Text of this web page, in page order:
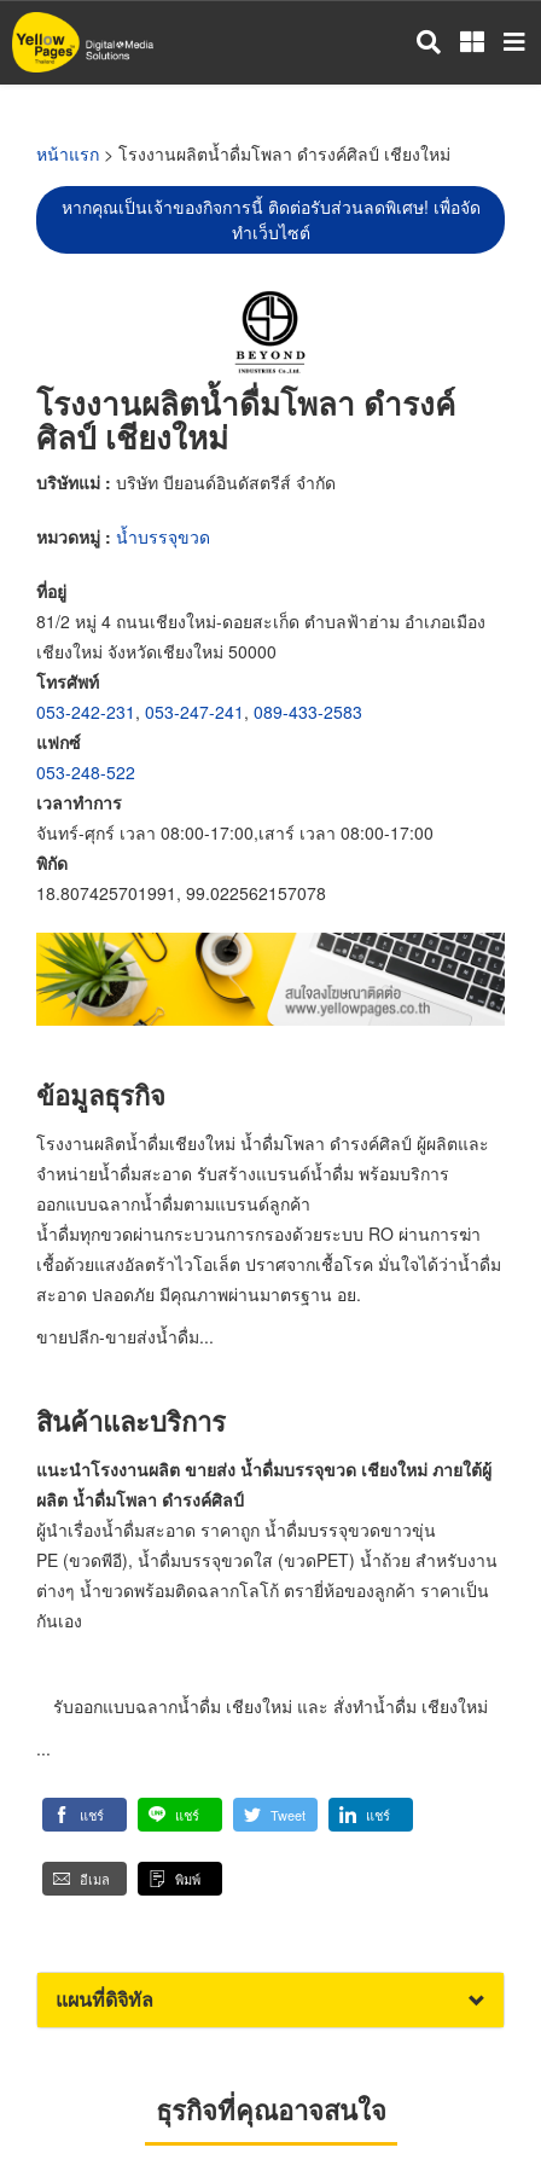
ข้าม
ไป
หน้าแรก > โรงงานผลิตน้ำดื่มโพลา ดำรงค์ศิลป์ เชียงใหม่
หากคุณเป็นเจ้าของกิจการนี้ ติดต่อรับส่วนลดพิเศษ! เพื่อจัด
ทำเว็บไซต์
โรงงานผลิตน้ำดื่มโพลา ดำรงค์
ศิลป์ เชียงใหม่
บริษัทแม่ : บริษัท บียอนด์อินดัสตรีส์ จำกัด
หมวดหมู่ : น้ำบรรจุขวด
ที่อยู่
81/2 หมู่ 4 ถนนเชียงใหม่-ดอยสะเก็ด ตำบลฟ้าฮ่าม อำเภอเมือง
เชียงใหม่ จังหวัดเชียงใหม่ 50000
โทรศัพท์
053-242-231 , 053-247-241 , 089-433-2583
แฟกซ์
053-248-522
เวลาทำการ
จันทร์-ศุกร์ เวลา 08:00-17:00,เสาร์ เวลา 08:00-17:00
พิกัด
18.807425701991, 99.022562157078
ข้อมูลธุรกิจ
โรงงานผลิตน้ำดื่มเชียงใหม่ น้ำดื่มโพลา ดำรงค์ศิลป์ ผู้ผลิตและ
จำหน่ายน้ำดื่มสะอาด รับสร้างแบรนด์น้ำดื่ม พร้อมบริการ
ออกแบบฉลากน้ำดื่มตามแบรนด์ลูกค้า
น้ำดื่มทุกขวดผ่านกระบวนการกรองด้วยระบบ RO ผ่านการฆ่า
เชื้อด้วยแสงอัลตร้าไวโอเล็ต ปราศจากเชื้อโรค มั่นใจได้ว่าน้ำดื่ม
สะอาด ปลอดภัย มีคุณภาพผ่านมาตรฐาน อย.
ขายปลีก-ขายส่งน้ำดื่ม...
สินค้าและบริการ
แนะนำโรงงานผลิต ขายส่ง น้ำดื่มบรรจุขวด เชียงใหม่ ภายใต้ผู้
ผลิต น้ำดื่มโพลา ดำรงค์ศิลป์
ผู้นำเรื่องน้ำดื่มสะอาด ราคาถูก น้ำดื่มบรรจุขวดขาวขุ่น
PE (ขวดพีอี), น้ำดื่มบรรจุขวดใส (ขวดPET) น้ำถ้วย สำหรับงาน
ต่างๆ น้ำขวดพร้อมติดฉลากโลโก้ ตรายี่ห้อของลูกค้า ราคาเป็น
กันเอง
รับออกแบบฉลากน้ำดื่ม เชียงใหม่ และ สั่งทำน้ำดื่ม เชียงใหม่
...
แชร์ แชร์ Tweet แชร์
อีเมล พิมพ์
แผนที่ดิจิทัล
ธุรกิจที่คุณอาจสนใจ